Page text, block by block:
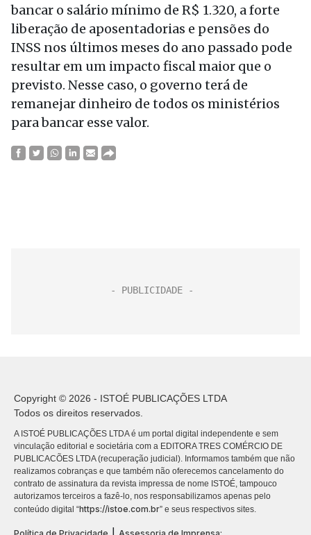
bancar o salário mínimo de R$ 1.320, a forte
liberação de aposentadorias e pensões do
INSS nos últimos meses do ano passado pode
resultar em um impacto fiscal maior que o
previsto. Nesse caso, o governo terá de
remanejar dinheiro de todos os ministérios
para bancar esse valor.
Copyright © 2026 - ISTOÉ PUBLICAÇÕES LTDA
Todos os direitos reservados.
A ISTOÉ PUBLICAÇÕES LTDA é um portal digital independente e sem
vinculação editorial e societária com a EDITORA TRES COMÉRCIO DE
PUBLICACÕES LTDA (recuperação judicial). Informamos também que não
realizamos cobranças e que também não oferecemos cancelamento do
contrato de assinatura da revista impressa de nome ISTOÉ, tampouco
autorizamos terceiros a fazê-lo, nos responsabilizamos apenas pelo
conteúdo digital “https://istoe.com.br” e seus respectivos sites.